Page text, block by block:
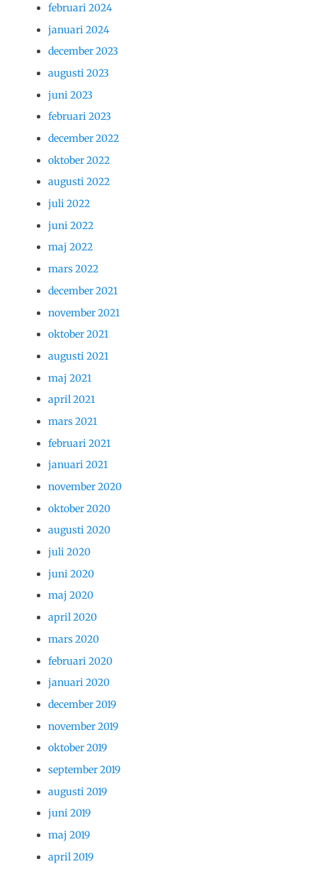
februari 2024
januari 2024
december 2023
augusti 2023
juni 2023
februari 2023
december 2022
oktober 2022
augusti 2022
juli 2022
juni 2022
maj 2022
mars 2022
december 2021
november 2021
oktober 2021
augusti 2021
maj 2021
april 2021
mars 2021
februari 2021
januari 2021
november 2020
oktober 2020
augusti 2020
juli 2020
juni 2020
maj 2020
april 2020
mars 2020
februari 2020
januari 2020
december 2019
november 2019
oktober 2019
september 2019
augusti 2019
juni 2019
maj 2019
april 2019